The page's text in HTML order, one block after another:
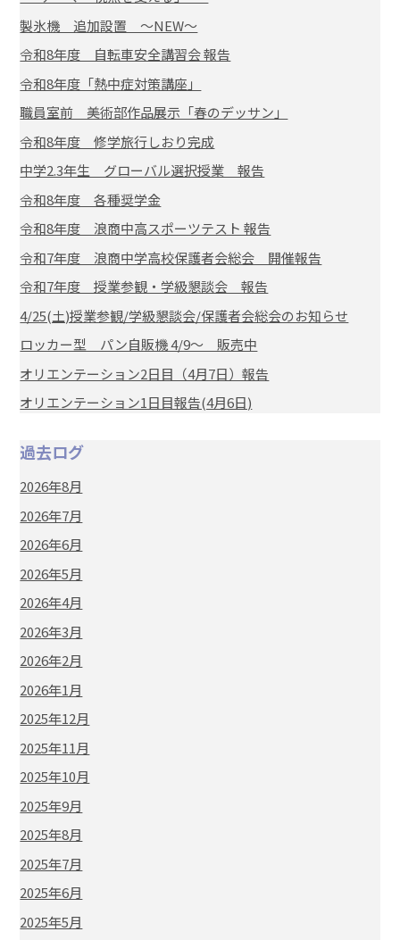
製氷機 追加設置 ～NEW～
令和8年度 自転車安全講習会 報告
令和8年度「熱中症対策講座」
職員室前 美術部作品展示「春のデッサン」
令和8年度 修学旅行しおり完成
中学2.3年生 グローバル選択授業 報告
令和8年度 各種奨学金
令和8年度 浪商中高スポーツテスト 報告
令和7年度 浪商中学高校保護者会総会 開催報告
令和7年度 授業参観・学級懇談会 報告
4/25(土)授業参観/学級懇談会/保護者会総会のお知らせ
ロッカー型 パン自販機 4/9～ 販売中
オリエンテーション2日目（4月7日）報告
オリエンテーション1日目報告(4月6日)
過去ログ
2026年8月
2026年7月
2026年6月
2026年5月
2026年4月
2026年3月
2026年2月
2026年1月
2025年12月
2025年11月
2025年10月
2025年9月
2025年8月
2025年7月
2025年6月
2025年5月